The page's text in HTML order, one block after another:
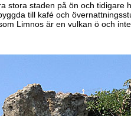
stora staden på ön och
till kafé och
Limnos är en vulkan ö och